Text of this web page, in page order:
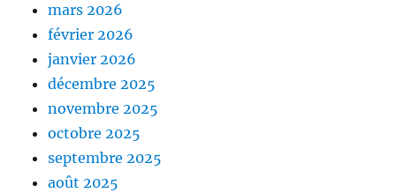
mars 2026
février 2026
janvier 2026
décembre 2025
novembre 2025
octobre 2025
septembre 2025
août 2025